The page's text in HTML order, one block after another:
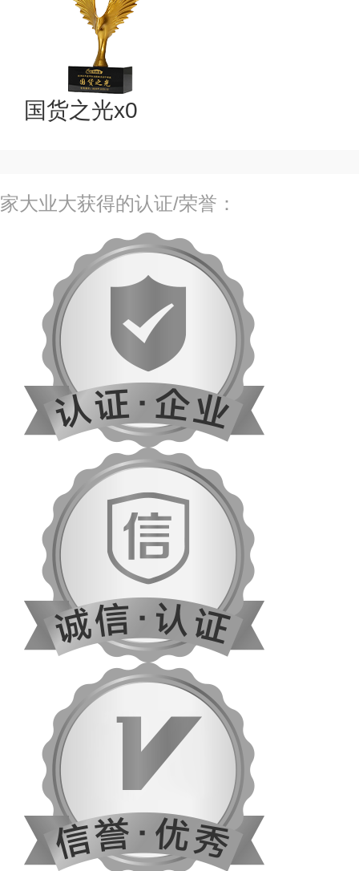
国货之光x0
家大业大获得的认证/荣誉：